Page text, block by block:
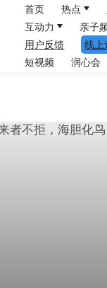
首页 热点
互动力
亲子
用户反馈
线上
短视频
润心会